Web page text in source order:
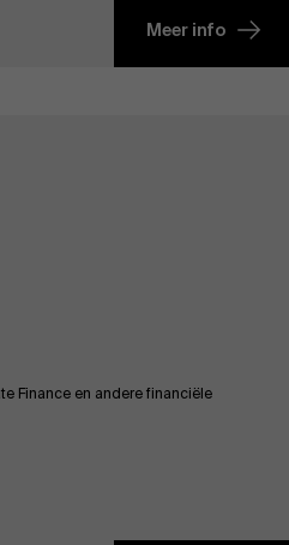
Meer info
Finance en andere financiële